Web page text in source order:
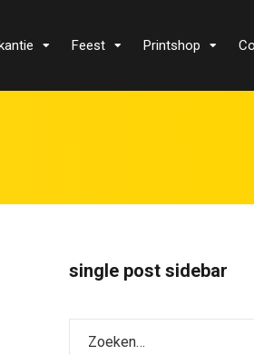
Feest Printshop
single post sidebar